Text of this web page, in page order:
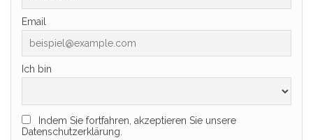
Email
Ich bin
Indem Sie fortfahren, akzeptieren Sie unsere
Datenschutzerklärung.